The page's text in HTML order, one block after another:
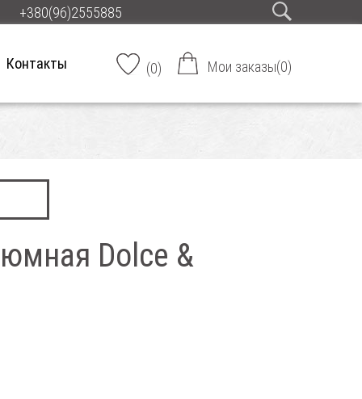
+380(96)2555885
Контакты (0) Мои заказы(0)
Dolce &